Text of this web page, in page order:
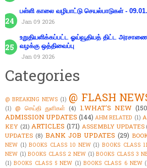
பள்ளி காலை வழிபாட்டு செயல்பாடுகள் -
Jan 09 2026
உறுதியளிக்கப்பட்ட ஓய்வூதியத் திட்ட
வழக்கு ஒத்திவைப்பு
Jan 09 2026
Categories
@ BREAKING NEWS (1) @ FLASH
(1) @ செய்தி துளிகள் (4) 1.WHAT'S NEW
ADMISSION UPDATES (144) AHM RELATED (1)
KEY (21) ARTICLES (171) ASSEMBLY UPDATES
UPDATES (8) BANK JOB UPDATES (29)
NEW (1) BOOKS CLASS 10 NEW (1) BOOKS CLASS
NEW (1) BOOKS CLASS 2 NEW (1) BOOKS CLASS 3
(1) BOOKS CLASS 5 NEW (1) BOOKS CLASS 6 NEW